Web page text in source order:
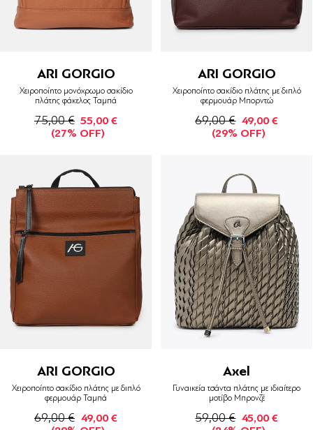
ARI GORGIO
Χειροποίητο μονόχρωμο σακίδιο
πλάτης φάκελος Ταμπά
75,00 € 55,00 €
(27% OFF)
ARI GORGIO
Χειροποίητο σακίδιο πλάτης με διπλό
φερμουάρ Μπορντώ
69,00 € 49,00 €
(29% OFF)
ARI GORGIO
Χειροποίητο σακίδιο πλάτης με διπλό
φερμουάρ Ταμπά
69,00 € 49,00 €
Axel
Γυναικεία τσάντα πλάτης με ιδιαίτερο
μοτίβο Μπρονζέ
59,00 € 45,00 €